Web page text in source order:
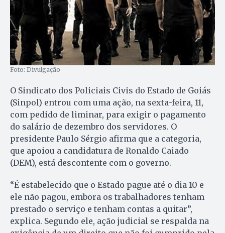
Foto: Divulgação
O Sindicato dos Policiais Civis do Estado de Goiás
(Sinpol) entrou com uma ação, na sexta-feira, 11,
com pedido de liminar, para exigir o pagamento
do salário de dezembro dos servidores. O
presidente Paulo Sérgio afirma que a categoria,
que apoiou a candidatura de Ronaldo Caiado
(DEM), está descontente com o governo.
“É estabelecido que o Estado pague até o dia 10 e
ele não pagou, embora os trabalhadores tenham
prestado o serviço e tenham contas a quitar”,
explica. Segundo ele, ação judicial se respalda na